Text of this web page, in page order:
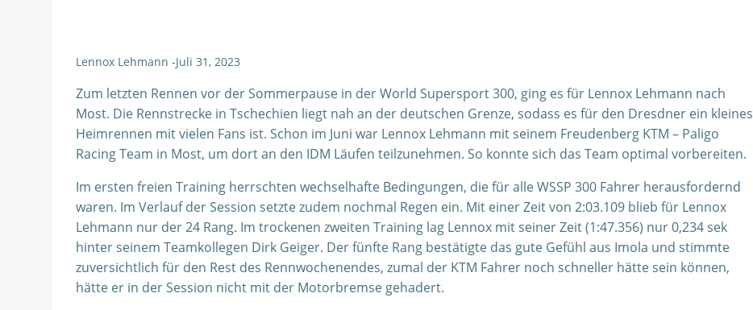
Lennox Lehmann -Juli 31, 2023
Zum letzten Rennen vor der Sommerpause in der World Supersport 300, ging es für Lennox Lehmann nach
Most. Die Rennstrecke in Tschechien liegt nah an der deutschen Grenze, sodass es für den Dresdner ein kleines
Heimrennen mit vielen Fans ist. Schon im Juni war Lennox Lehmann mit seinem Freudenberg KTM – Paligo
Racing Team in Most, um dort an den IDM Läufen teilzunehmen. So konnte sich das Team optimal vorbereiten.
Im ersten freien Training herrschten wechselhafte Bedingungen, die für alle WSSP 300 Fahrer herausfordernd
waren. Im Verlauf der Session setzte zudem nochmal Regen ein. Mit einer Zeit von 2:03.109 blieb für Lennox
Lehmann nur der 24 Rang. Im trockenen zweiten Training lag Lennox mit seiner Zeit (1:47.356) nur 0,234 sek
hinter seinem Teamkollegen Dirk Geiger. Der fünfte Rang bestätigte das gute Gefühl aus Imola und stimmte
zuversichtlich für den Rest des Rennwochenendes, zumal der KTM Fahrer noch schneller hätte sein können,
hätte er in der Session nicht mit der Motorbremse gehadert.